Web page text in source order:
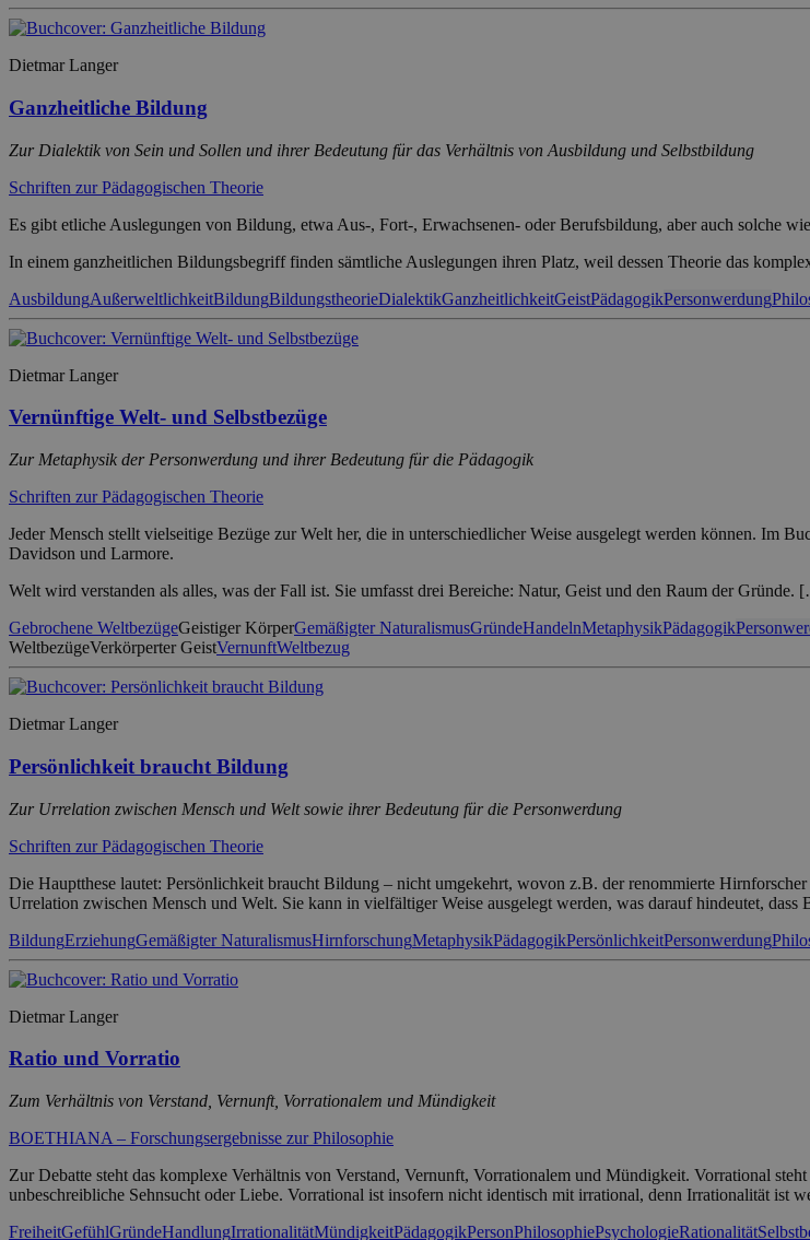
Dietmar Langer
Ganzheitliche Bildung
Zur Dialektik von Sein und Sollen und ihrer Bedeutung für das Verhältnis von Ausbildung und Selbstbildung
Schriften zur Pädagogischen Theorie
Es gibt etliche Auslegungen von Bildung, etwa Aus-, Fort-, Erwachsenen- oder Berufsbildung, aber auch solche
In einem ganzheitlichen Bildungsbegriff finden sämtliche Auslegungen ihren Platz, weil dessen Theorie das
AusbildungAußerweltlichkeitBildungBildungstheorieDialektikGanzheitlichkeitGeistPädagogikPersonwerdung
Dietmar Langer
Vernünftige Welt- und Selbstbezüge
Zur Metaphysik der Personwerdung und ihrer Bedeutung für die Pädagogik
Schriften zur Pädagogischen Theorie
Jeder Mensch stellt vielseitige Bezüge zur Welt her, die in unterschiedlicher Weise ausgelegt werden können. Im
Davidson und Larmore.
Welt wird verstanden als alles, was der Fall ist. Sie umfasst drei Bereiche: Natur, Geist und den Raum der Gründe.
Gebrochene WeltbezügeGeistiger KörperGemäßigter NaturalismusGründeHandelnMetaphysikPädagogik
WeltbezügeVerkörperter GeistVernunftWeltbezug
Dietmar Langer
Persönlichkeit braucht Bildung
Zur Urrelation zwischen Mensch und Welt sowie ihrer Bedeutung für die Personwerdung
Schriften zur Pädagogischen Theorie
Die Hauptthese lautet: Persönlichkeit braucht Bildung – nicht umgekehrt, wovon z.B. der renommierte
Urrelation zwischen Mensch und Welt. Sie kann in vielfältiger Weise ausgelegt werden, was darauf hindeutet,
BildungErziehungGemäßigter NaturalismusHirnforschungMetaphysikPädagogikPersönlichkeitPersonwerdung
Dietmar Langer
Ratio und Vorratio
Zum Verhältnis von Verstand, Vernunft, Vorrationalem und Mündigkeit
BOETHIANA – Forschungsergebnisse zur Philosophie
Zur Debatte steht das komplexe Verhältnis von Verstand, Vernunft, Vorrationalem und Mündigkeit. Vorrational
unbeschreibliche Sehnsucht oder Liebe. Vorrational ist insofern nicht identisch mit irrational, denn Irrationalität ist
FreiheitGefühlGründeHandlungIrrationalitätMündigkeitPädagogikPersonPhilosophiePsychologieRationalität